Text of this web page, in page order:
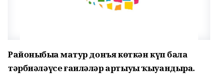
Районыбыҙҙа матур донъя көткән күп бала
тәрбиәләүсе ғаиләләр артыуы ҡыуандыра.